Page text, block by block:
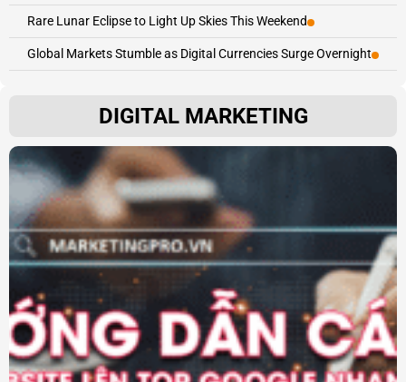
Rare Lunar Eclipse to Light Up Skies This Weekend
Global Markets Stumble as Digital Currencies Surge Overnight
DIGITAL MARKETING